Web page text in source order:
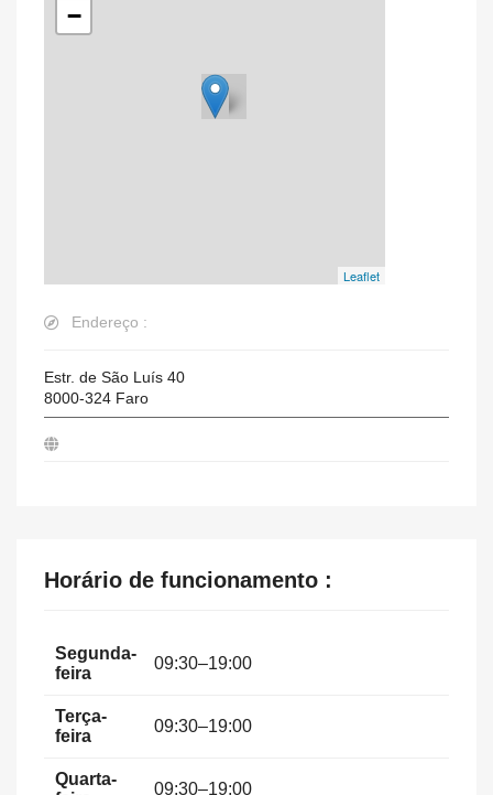
−
Leaflet
Endereço :
Estr. de São Luís 40
8000-324 Faro
Horário de funcionamento :
Segunda-
feira
09:30–19:00
Terça-
feira
09:30–19:00
Quarta-
09:30–19:00